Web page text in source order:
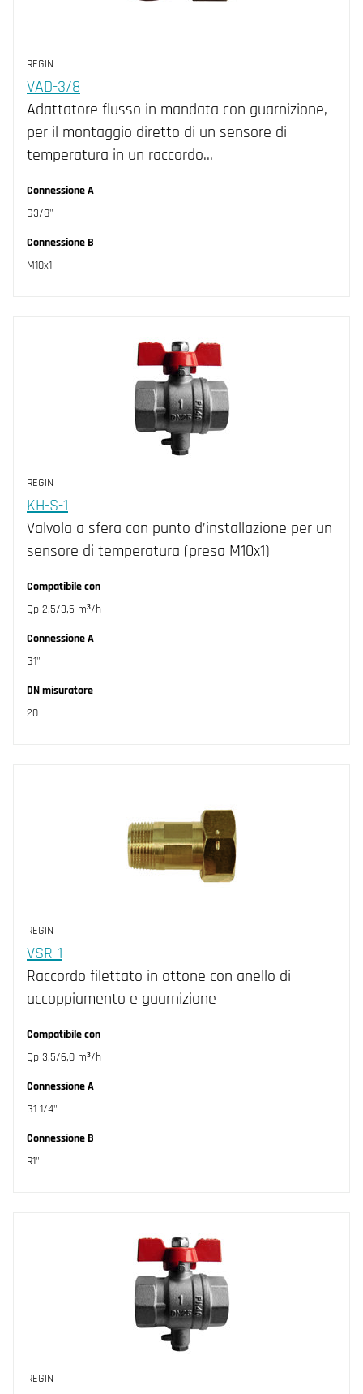
REGIN
VAD-3/8
Adattatore flusso in mandata con guarnizione,
per il montaggio diretto di un sensore di
temperatura in un raccordo…
Connessione A
G3/8"
Connessione B
M10x1
REGIN
KH-S-1
Valvola a sfera con punto d’installazione per un
sensore di temperatura (presa M10x1)
Compatibile con
Qp 2,5/3,5 m³/h
Connessione A
G1"
DN misuratore
20
REGIN
VSR-1
Raccordo filettato in ottone con anello di
accoppiamento e guarnizione
Compatibile con
Qp 3,5/6,0 m³/h
Connessione A
G1 1/4"
Connessione B
R1"
REGIN